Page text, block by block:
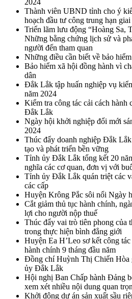
2024
Thành viên UBND tỉnh cho ý
hoạch đầu tư công trung hạn
Triển lãm lưu động “Hoàng Sa,
Những bằng chứng lịch sử và
người đến tham quan
Những điều cần biết về bảo
Bảo hiểm xã hội đồng hành vì
dân
Đắk Lắk tập huấn nghiệp vụ
năm 2024
Kiểm tra công tác cải cách hành
Đắk Lắk
Ngày hội khởi nghiệp đổi mới
2024
Thúc đẩy doanh nghiệp Đắk
tạo và phát triển bền vững
Tỉnh ủy Đắk Lắk tổng kết 20
nghĩa các cơ quan, đơn vị với
Tỉnh ủy Đắk Lắk quán triệt các
các cấp
Huyện Krông Pắc sôi nổi Ngày
Cắt giảm thủ tục hành chính,
lợi cho người nộp thuế
Thúc đẩy vai trò tiên phong của
trong thực hiện bình đẳng giới
Huyện Ea H’Leo sơ kết công
hành chính 9 tháng đầu năm
Đồng chí Huỳnh Thị Chiến
ủy Đắk Lắk
Hội nghị Ban Chấp hành Đảng
xem xét nhiều nội dung quan
Khởi động dự án sản xuất sầu